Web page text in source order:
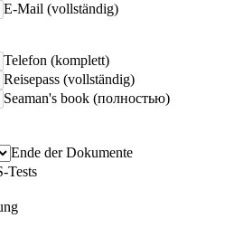
E-Mail (vollständig)
Telefon (komplett)
Reisepass (vollständig)
Seaman's book (полностью)
Ende der Dokumente
Tests